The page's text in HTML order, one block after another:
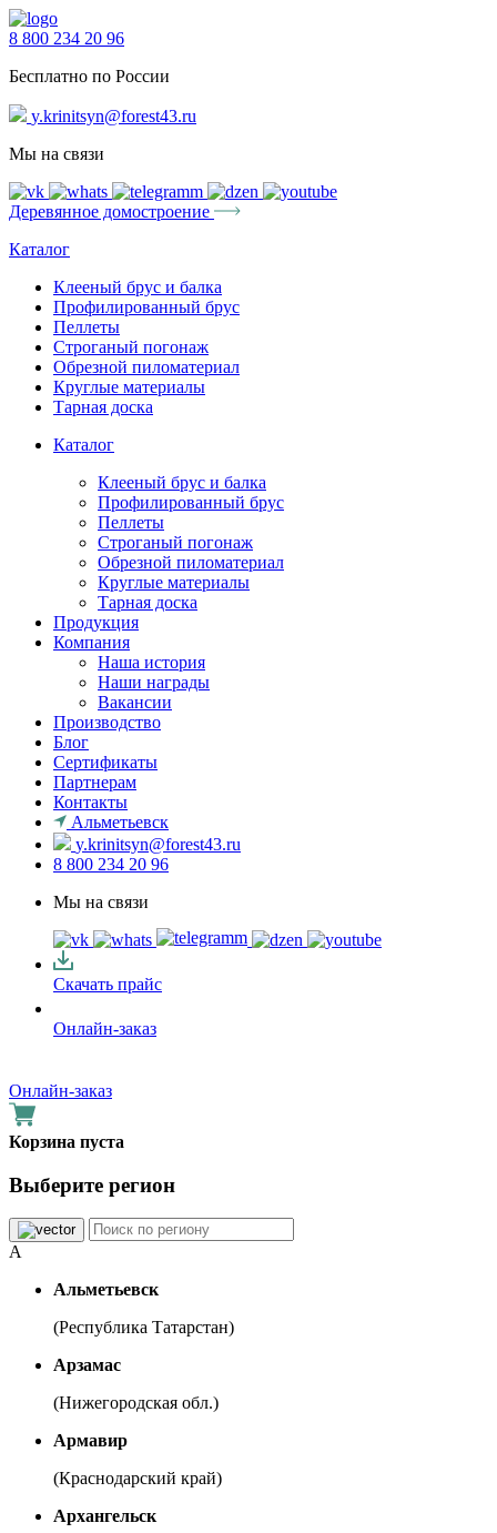
8 800 234 20 96
Бесплатно по России
y.krinitsyn@forest43.ru
Мы на связи
Деревянное домостроение
Каталог
Клееный брус и балка
Профилированный брус
Пеллеты
Строганый погонаж
Обрезной пиломатериал
Круглые материалы
Тарная доска
Каталог
Клееный брус и балка
Профилированный брус
Пеллеты
Строганый погонаж
Обрезной пиломатериал
Круглые материалы
Тарная доска
Продукция
Компания
Наша история
Наши награды
Вакансии
Производство
Блог
Сертификаты
Партнерам
Контакты
Альметьевск
y.krinitsyn@forest43.ru
8 800 234 20 96
Мы на связи
Скачать прайс
Онлайн-заказ
Онлайн-заказ
Корзина пуста
Выберите регион
А
Альметьевск
(Республика Татарстан)
Арзамас
(Нижегородская обл.)
Армавир
(Краснодарский край)
Архангельск